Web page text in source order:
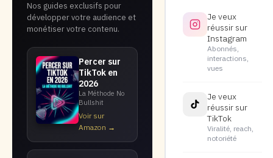
Nos guides exclusifs pour
développer votre audience et
monétiser votre contenu.
Percer sur
TikTok en
2026
La Méthode No
Bullshit
Voir sur
Amazon →
Je veux
réussir sur
Instagram
Abonnés,
interactions,
vues
Je veux
réussir sur
TikTok
Viralité, reach,
notoriété